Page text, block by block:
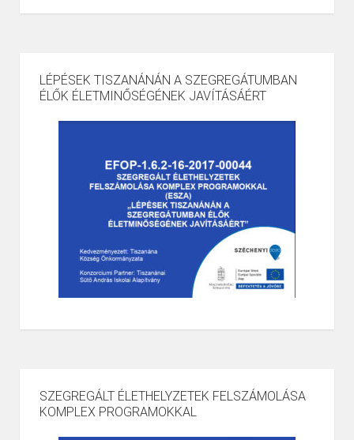
LÉPÉSEK TISZANÁNÁN A SZEGREGÁTUMBAN
ÉLŐK ÉLETMINŐSÉGÉNEK JAVÍTÁSÁÉRT
SZEGREGÁLT ÉLETHELYZETEK FELSZÁMOLÁSA
KOMPLEX PROGRAMOKKAL